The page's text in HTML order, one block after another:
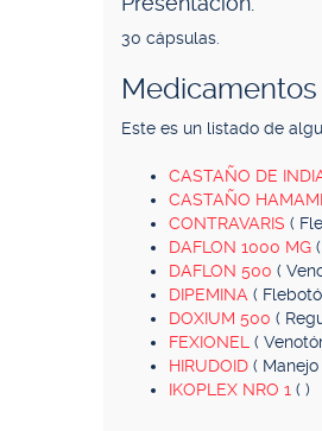
30 cápsulas.
Este es un listado de
CASTAÑO DE
CASTAÑO
CONTRAVARIS (
DAFLON 1000 MG
DAFLON 500 (
DIPEMINA (
DOXIUM 500 (
FEXIONEL (
HIRUDOID (
IKOPLEX NRO 1 ( )